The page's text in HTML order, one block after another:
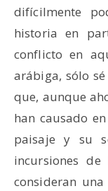
difícilmente
historia en
conflicto en
arábiga, sólo
que, aunque
han causado
paisaje y su
incursiones
consideran